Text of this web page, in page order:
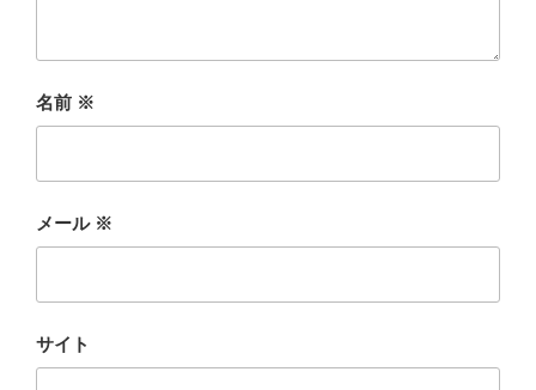
名前 ※
メール ※
サイト